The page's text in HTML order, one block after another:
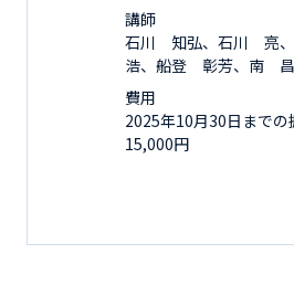
講師
石川 知弘、石川 亮
浩、船登 彰芳、南
費用
2025年10月30日まで
15,000円